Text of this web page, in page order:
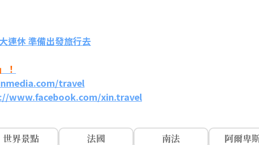
連休 準備出發旅行去
！
travel
www.facebook.com/xin.travel
世界景點 法國 南法 阿爾卑